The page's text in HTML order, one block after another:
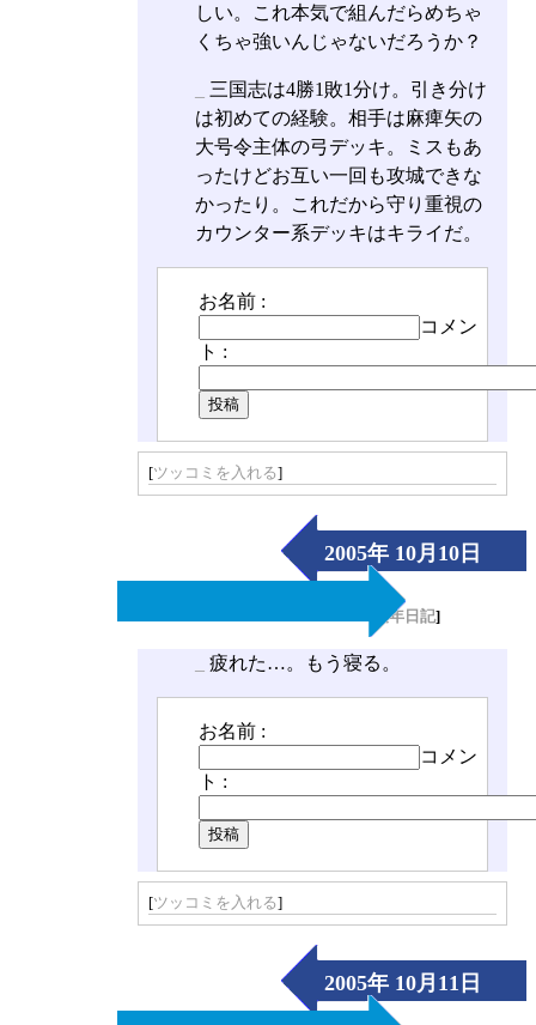
しい。これ本気で組んだらめちゃ
くちゃ強いんじゃないだろうか？
三国志は4勝1敗1分け。引き分け
は初めての経験。相手は麻痺矢の
大号令主体の弓デッキ。ミスもあ
ったけどお互い一回も攻城できな
かったり。これだから守り重視の
カウンター系デッキはキライだ。
お名前 :
コメン
ト :
[ツッコミを入れる]
2005年 10月10日
（Mon）
長年日記]
疲れた…。もう寝る。
お名前 :
コメン
ト :
[ツッコミを入れる]
2005年 10月11日
（Tue）